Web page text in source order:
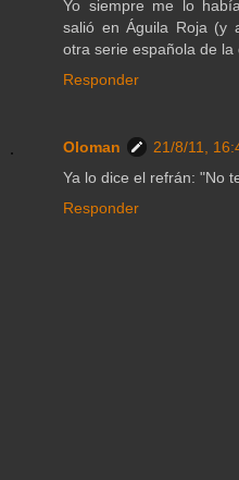
Yo siempre me lo
salió en Águila Roja (y
otra serie española de la
Responder
Oloman
21/8/11,
Ya lo dice el refrán: "No
Responder